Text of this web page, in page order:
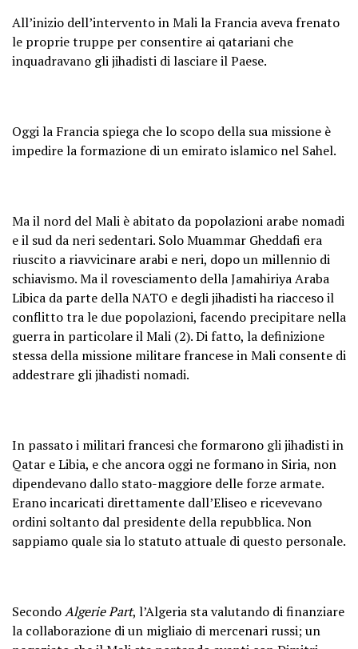
All’inizio dell’intervento in Mali la Francia aveva frenato
le proprie truppe per consentire ai qatariani che
inquadravano gli jihadisti di lasciare il Paese.
Oggi la Francia spiega che lo scopo della sua missione è
impedire la formazione di un emirato islamico nel Sahel.
Ma il nord del Mali è abitato da popolazioni arabe nomadi
e il sud da neri sedentari. Solo Muammar Gheddafi era
riuscito a riavvicinare arabi e neri, dopo un millennio di
schiavismo. Ma il rovesciamento della Jamahiriya Araba
Libica da parte della NATO e degli jihadisti ha riacceso il
conflitto tra le due popolazioni, facendo precipitare nella
guerra in particolare il Mali (2). Di fatto, la definizione
stessa della missione militare francese in Mali consente di
addestrare gli jihadisti nomadi.
In passato i militari francesi che formarono gli jihadisti in
Qatar e Libia, e che ancora oggi ne formano in Siria, non
dipendevano dallo stato-maggiore delle forze armate.
Erano incaricati direttamente dall’Eliseo e ricevevano
ordini soltanto dal presidente della repubblica. Non
sappiamo quale sia lo statuto attuale di questo personale.
SecondoAlgerie Part, l’Algeria sta valutando di finanziare
la collaborazione di un migliaio di mercenari russi; un